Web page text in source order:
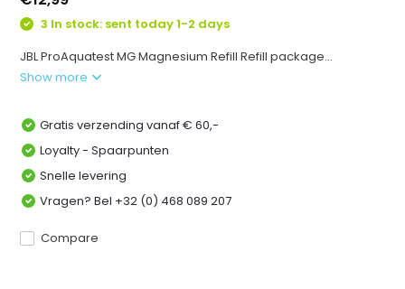
3 In stock: sent today 1-2 days
JBL ProAquatest MG Magnesium Refill Refill package...
Show more
Gratis verzending vanaf € 60,-
Loyalty - Spaarpunten
Snelle levering
Vragen? Bel +32 (0) 468 089 207
Compare